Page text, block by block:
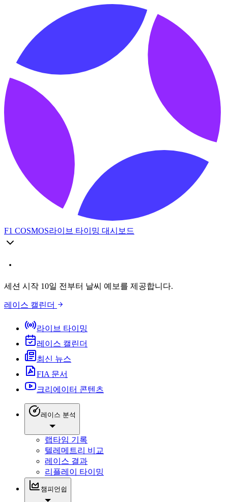
F1 COSMOS라이브 타이밍 대시보드
세션 시작 10일 전부터 날씨 예보를 제공합니다.
레이스 캘린더
라이브 타이밍
레이스 캘린더
최신 뉴스
FIA 문서
크리에이터 콘텐츠
레이스 분석
랩타임 기록
텔레메트리 비교
레이스 결과
리플레이 타이밍
챔피언쉽